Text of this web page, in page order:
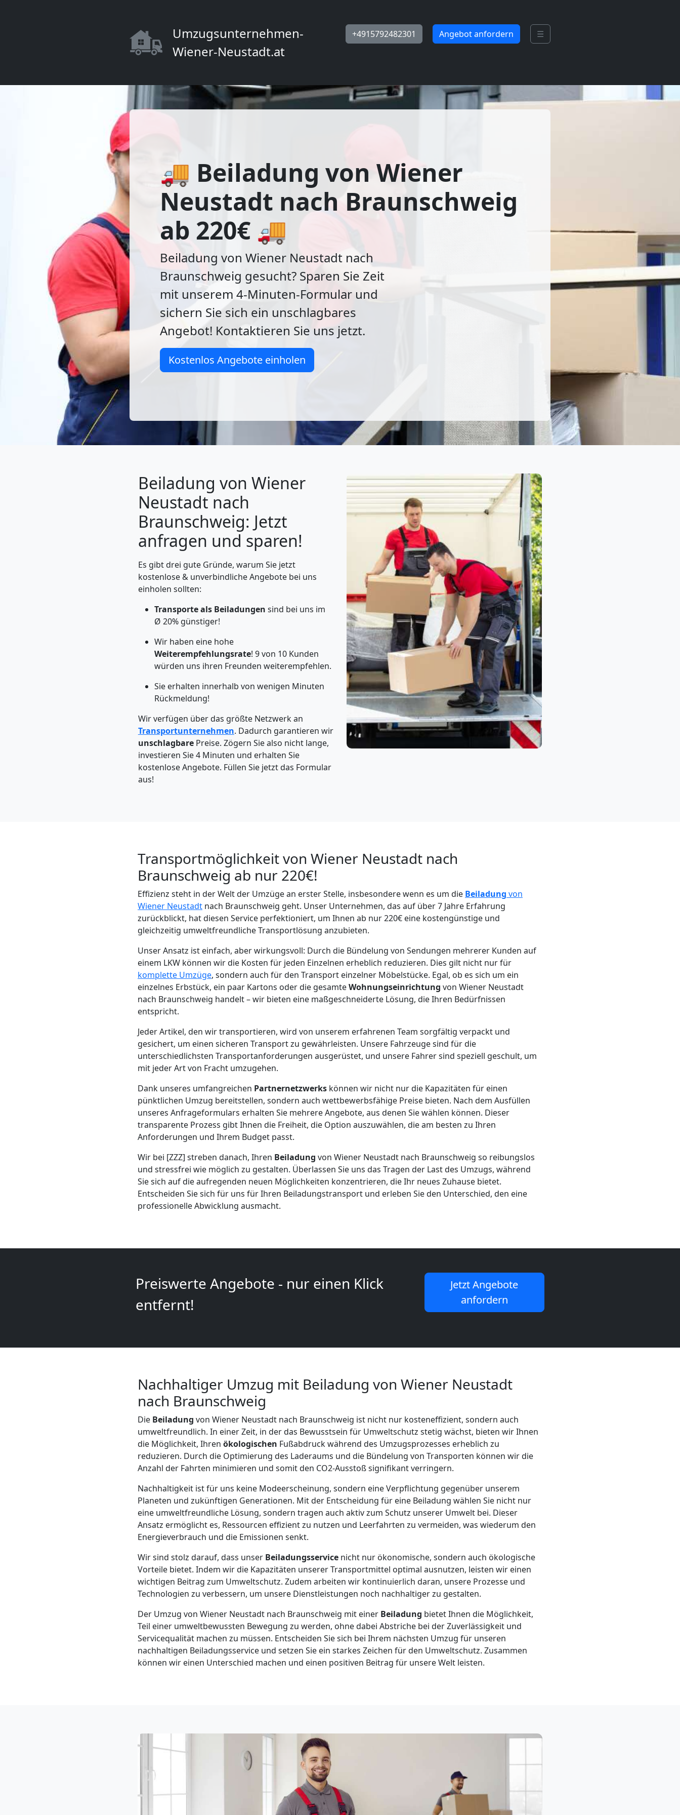
Umzugsunternehmen-
Wiener-Neustadt.at
+4915792482301 Angebot anfordern ☰
🚚 Beiladung von Wiener
Neustadt nach Braunschweig
ab 220€ 🚚
Beiladung von Wiener Neustadt nach
Braunschweig gesucht? Sparen Sie Zeit
mit unserem 4-Minuten-Formular und
sichern Sie sich ein unschlagbares
Angebot! Kontaktieren Sie uns jetzt.
Kostenlos Angebote einholen
Beiladung von Wiener
Neustadt nach
Braunschweig: Jetzt
anfragen und sparen!
Es gibt drei gute Gründe, warum Sie jetzt
kostenlose & unverbindliche Angebote bei uns
einholen sollten:
Transporte als Beiladungen sind bei uns im
Ø 20% günstiger!
Wir haben eine hohe
Weiterempfehlungsrate! 9 von 10 Kunden
würden uns ihren Freunden weiterempfehlen.
Sie erhalten innerhalb von wenigen Minuten
Rückmeldung!
Wir verfügen über das größte Netzwerk an
Transportunternehmen. Dadurch garantieren wir
unschlagbarePreise. Zögern Sie also nicht lange,
investieren Sie 4 Minuten und erhalten Sie
kostenlose Angebote. Füllen Sie jetzt das Formular
aus!
Transportmöglichkeit von Wiener Neustadt nach
Braunschweig ab nur 220€!
Effizienz steht in der Welt der Umzüge an erster Stelle, insbesondere wenn es um die Beiladung von
Wiener Neustadt nach Braunschweig geht. Unser Unternehmen, das auf über 7 Jahre Erfahrung
zurückblickt, hat diesen Service perfektioniert, um Ihnen ab nur 220€ eine kostengünstige und
gleichzeitig umweltfreundliche Transportlösung anzubieten.
Unser Ansatz ist einfach, aber wirkungsvoll: Durch die Bündelung von Sendungen mehrerer Kunden auf
einem LKW können wir die Kosten für jeden Einzelnen erheblich reduzieren. Dies gilt nicht nur für
komplette Umzüge, sondern auch für den Transport einzelner Möbelstücke. Egal, ob es sich um ein
einzelnes Erbstück, ein paar Kartons oder die gesamteWohnungseinrichtung von Wiener Neustadt
nach Braunschweig handelt – wir bieten eine maßgeschneiderte Lösung, die Ihren Bedürfnissen
entspricht.
Jeder Artikel, den wir transportieren, wird von unserem erfahrenen Team sorgfältig verpackt und
gesichert, um einen sicheren Transport zu gewährleisten. Unsere Fahrzeuge sind für die
unterschiedlichsten Transportanforderungen ausgerüstet, und unsere Fahrer sind speziell geschult, um
mit jeder Art von Fracht umzugehen.
Dank unseres umfangreichen Partnernetzwerks können wir nicht nur die Kapazitäten für einen
pünktlichen Umzug bereitstellen, sondern auch wettbewerbsfähige Preise bieten. Nach dem Ausfüllen
unseres Anfrageformulars erhalten Sie mehrere Angebote, aus denen Sie wählen können. Dieser
transparente Prozess gibt Ihnen die Freiheit, die Option auszuwählen, die am besten zu Ihren
Anforderungen und Ihrem Budget passt.
Wir bei [ZZZ] streben danach, Ihren Beiladung von Wiener Neustadt nach Braunschweig so reibungslos
und stressfrei wie möglich zu gestalten. Überlassen Sie uns das Tragen der Last des Umzugs, während
Sie sich auf die aufregenden neuen Möglichkeiten konzentrieren, die Ihr neues Zuhause bietet.
Entscheiden Sie sich für uns für Ihren Beiladungstransport und erleben Sie den Unterschied, den eine
professionelle Abwicklung ausmacht.
Preiswerte Angebote - nur einen Klick
entfernt!
Jetzt Angebote
anfordern
Nachhaltiger Umzug mit Beiladung von Wiener Neustadt
nach Braunschweig
Die Beiladung von Wiener Neustadt nach Braunschweig ist nicht nur kosteneffizient, sondern auch
umweltfreundlich. In einer Zeit, in der das Bewusstsein für Umweltschutz stetig wächst, bieten wir Ihnen
die Möglichkeit, Ihren ökologischen Fußabdruck während des Umzugsprozesses erheblich zu
reduzieren. Durch die Optimierung des Laderaums und die Bündelung von Transporten können wir die
Anzahl der Fahrten minimieren und somit den CO2-Ausstoß signifikant verringern.
Nachhaltigkeit ist für uns keine Modeerscheinung, sondern eine Verpflichtung gegenüber unserem
Planeten und zukünftigen Generationen. Mit der Entscheidung für eine Beiladung wählen Sie nicht nur
eine umweltfreundliche Lösung, sondern tragen auch aktiv zum Schutz unserer Umwelt bei. Dieser
Ansatz ermöglicht es, Ressourcen effizient zu nutzen und Leerfahrten zu vermeiden, was wiederum den
Energieverbrauch und die Emissionen senkt.
Wir sind stolz darauf, dass unser Beiladungsservice nicht nur ökonomische, sondern auch ökologische
Vorteile bietet. Indem wir die Kapazitäten unserer Transportmittel optimal ausnutzen, leisten wir einen
wichtigen Beitrag zum Umweltschutz. Zudem arbeiten wir kontinuierlich daran, unsere Prozesse und
Technologien zu verbessern, um unsere Dienstleistungen noch nachhaltiger zu gestalten.
Der Umzug von Wiener Neustadt nach Braunschweig mit einer Beiladung bietet Ihnen die Möglichkeit,
Teil einer umweltbewussten Bewegung zu werden, ohne dabei Abstriche bei der Zuverlässigkeit und
Servicequalität machen zu müssen. Entscheiden Sie sich bei Ihrem nächsten Umzug für unseren
nachhaltigen Beiladungsservice und setzen Sie ein starkes Zeichen für den Umweltschutz. Zusammen
können wir einen Unterschied machen und einen positiven Beitrag für unsere Welt leisten.